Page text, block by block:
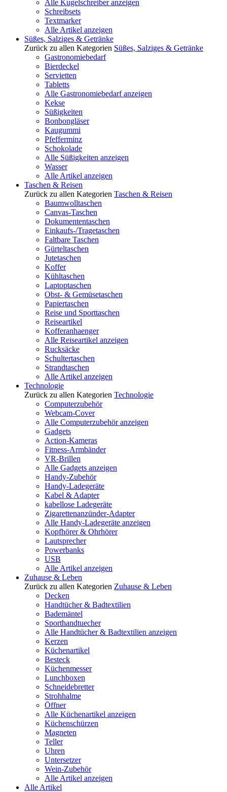
Alle Kugelschreiber anzeigen
Schreibsets
Textmarker
Alle Artikel anzeigen
Süßes, Salziges & Getränke
Zurück zu allen Kategorien Süßes, Salziges & Getränke
Gastronomiebedarf
Bierdeckel
Servietten
Tabletts
Alle Gastronomiebedarf anzeigen
Kekse
Süßigkeiten
Bonbongläser
Kaugummi
Pfefferminz
Schokolade
Alle Süßigkeiten anzeigen
Wasser
Alle Artikel anzeigen
Taschen & Reisen
Zurück zu allen Kategorien Taschen & Reisen
Baumwolltaschen
Canvas-Taschen
Dokumententaschen
Einkaufs-/Tragetaschen
Faltbare Taschen
Gürteltaschen
Jutetaschen
Koffer
Kühltaschen
Laptoptaschen
Obst- & Gemüsetaschen
Papiertaschen
Reise und Sporttaschen
Reiseartikel
Kofferanhaenger
Alle Reiseartikel anzeigen
Rucksäcke
Schultertaschen
Strandtaschen
Alle Artikel anzeigen
Technologie
Zurück zu allen Kategorien Technologie
Computerzubehör
Webcam-Cover
Alle Computerzubehör anzeigen
Gadgets
Action-Kameras
Fitness-Armbänder
VR-Brillen
Alle Gadgets anzeigen
Handy-Zubehör
Handy-Ladegeräte
Kabel & Adapter
kabellose Ladegeräte
Zigarettenanzünder-Adapter
Alle Handy-Ladegeräte anzeigen
Kopfhörer & Ohrhörer
Lautsprecher
Powerbanks
USB
Alle Artikel anzeigen
Zuhause & Leben
Zurück zu allen Kategorien Zuhause & Leben
Decken
Handtücher & Badtextilien
Bademäntel
Sporthandtuecher
Alle Handtücher & Badtextilien anzeigen
Kerzen
Küchenartikel
Besteck
Küchenmesser
Lunchboxen
Schneidebretter
Strohhalme
Öffner
Alle Küchenartikel anzeigen
Küchenschürzen
Magneten
Teller
Uhren
Untersetzer
Wein-Zubehör
Alle Artikel anzeigen
Alle Artikel